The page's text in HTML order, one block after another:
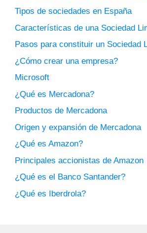
Tipos de sociedades en España
Características de una Sociedad
Pasos para constituir un Sociedad
¿Cómo crear una empresa?
Microsoft
¿Qué es Mercadona?
Productos de Mercadona
Origen y expansión de Mercadona
¿Qué es Amazon?
Principales accionistas de Amazon
¿Qué es el Banco Santander?
¿Qué es Iberdrola?